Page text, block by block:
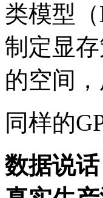
类模型（
制定显存
的空间
同样的
数据说话